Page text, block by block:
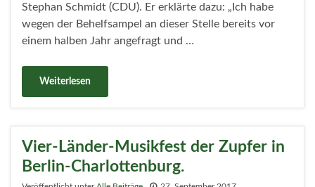
Stephan Schmidt (CDU). Er erklärte dazu: „Ich habe
wegen der Behelfsampel an dieser Stelle bereits vor
einem halben Jahr angefragt und …
Weiterlesen
Vier-Länder-Musikfest der Zupfer in
Berlin-Charlottenburg.